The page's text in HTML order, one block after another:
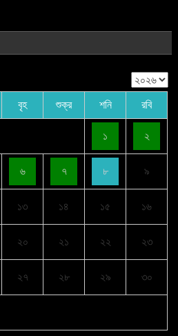
বৃহ শুক্র শনি রবি
১ ২
৬ ৭ ৮ ৯
১৩ ১৪ ১৫ ১৬
২০ ২১ ২২ ২৩
২৭ ২৮ ২৯ ৩০